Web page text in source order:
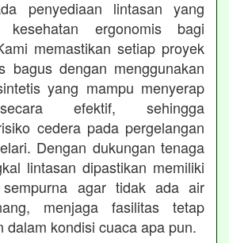
penyediaan lintasan yang
kesehatan ergonomis bagi
memastikan setiap proyek
bagus dengan menggunakan
yang mampu menyerap
efektif, sehingga
cedera pada pergelangan
Dengan dukungan tenaga
lintasan dipastikan memiliki
agar tidak ada air
menjaga fasilitas tetap
dalam kondisi cuaca apa pun.